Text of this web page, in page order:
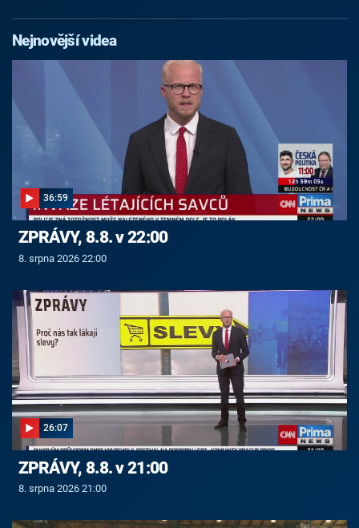
Nejnovější videa
36:59
ZPRÁVY, 8.8. v 22:00
8. srpna 2026 22:00
26:07
ZPRÁVY, 8.8. v 21:00
8. srpna 2026 21:00